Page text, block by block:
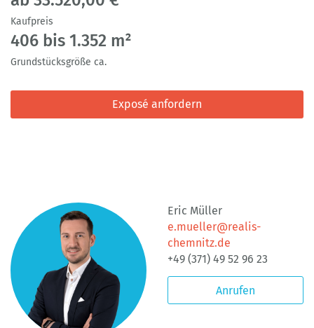
Kaufpreis
406 bis 1.352 m²
Grundstücksgröße ca.
Exposé anfordern
Eric Müller
e.mueller@realis-
chemnitz.de
+49 (371) 49 52 96 23
Anrufen